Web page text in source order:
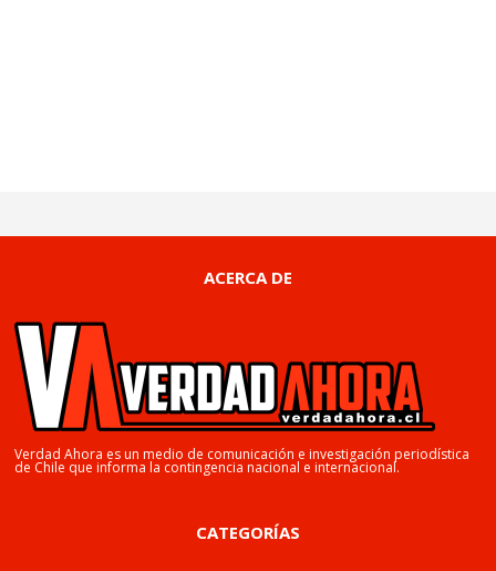
ACERCA DE
Verdad Ahora es un medio de comunicación e investigación periodística
de Chile que informa la contingencia nacional e internacional.
CATEGORÍAS